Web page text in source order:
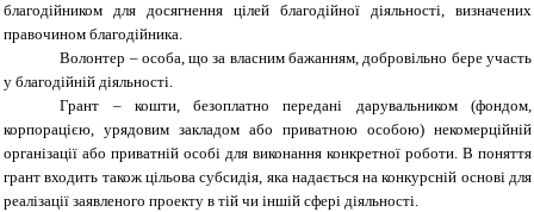
благодійником для досягнення цілей благодійної діяльності, визначених
правочином благодійника.
Волонтер – особа, що за власним бажанням, добровільно бере участь
у благодійній діяльності.
Грант – кошти, безоплатно передані дарувальником (фондом,
корпорацією, урядовим закладом або приватною особою) некомерційній
організації або приватній особі для виконання конкретної роботи. В поняття
грант входить також цільова субсидія, яка надається на конкурсній основі для
реалізації заявленого проекту в тій чи іншій сфері діяльності.